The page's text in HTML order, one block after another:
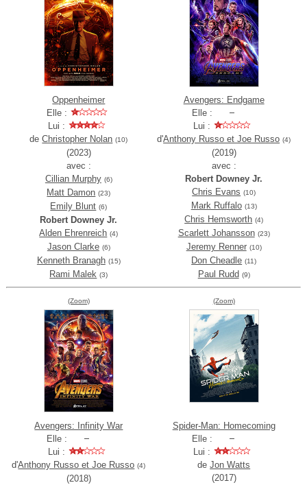
Oppenheimer
Elle :
Lui :
deChristopher Nolan (10)
(2023)
avec :
Cillian Murphy (6)
Matt Damon (23)
Emily Blunt (6)
Robert Downey Jr.
Alden Ehrenreich (4)
Jason Clarke (6)
Kenneth Branagh (15)
Rami Malek (3)
Avengers: Endgame
Elle :
Lui :
d'Anthony Russo et Joe Russo (4)
(2019)
avec :
Robert Downey Jr.
Chris Evans (10)
Mark Ruffalo (13)
Chris Hemsworth (4)
Scarlett Johansson (23)
Jeremy Renner (10)
Don Cheadle (11)
Paul Rudd (9)
(Zoom)
Avengers: Infinity War
Elle :
Lui :
d'Anthony Russo et Joe Russo (4)
(2018)
(Zoom)
Spider-Man: Homecoming
Elle :
Lui :
deJon Watts
(2017)